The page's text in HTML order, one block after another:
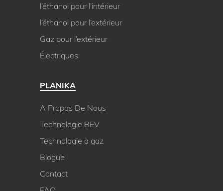
l’éthanol pour l’intérieur
l’éthanol pour l’extérieur
Gaz pour l’extérieur
Électriques
PLANIKA
A Propos De Nous
Technologie BEV
Technologie à gaz
Blogue
Contact